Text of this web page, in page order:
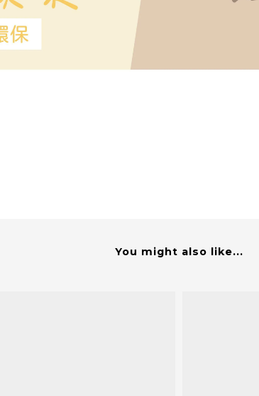
You might also like...